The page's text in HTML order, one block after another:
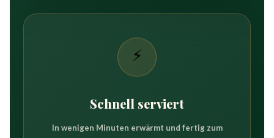
⚡
Schnell serviert
In wenigen Minuten erwärmt und fertig zum